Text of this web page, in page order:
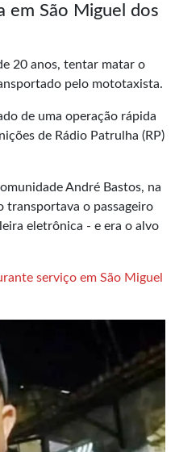
em São Miguel dos
20 anos, tentar matar o
pelo mototaxista.
de uma operação rápida
de Rádio Patrulha (RP)
André Bastos, na
transportava o passageiro
eletrônica - e era o alvo
serviço em São Miguel